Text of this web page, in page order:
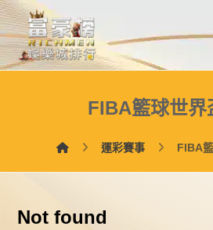
FIBA籃球世界
運彩賽事 FIBA
Not found